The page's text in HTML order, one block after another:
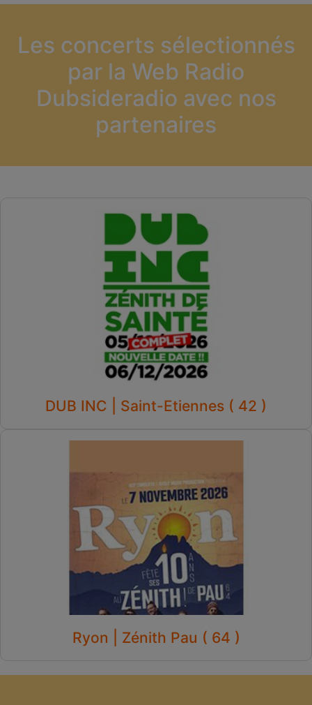
Les concerts sélectionnés
par la Web Radio
Dubsideradio avec nos
partenaires
DUB INC | Saint-Etiennes ( 42 )
Ryon | Zénith Pau ( 64 )